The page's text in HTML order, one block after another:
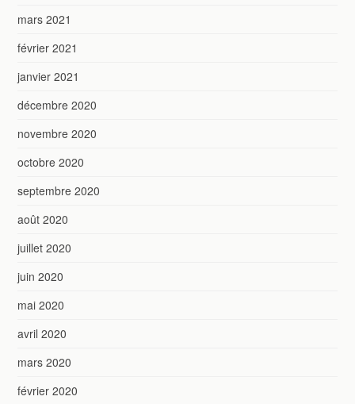
mars 2021
février 2021
janvier 2021
décembre 2020
novembre 2020
octobre 2020
septembre 2020
août 2020
juillet 2020
juin 2020
mai 2020
avril 2020
mars 2020
février 2020